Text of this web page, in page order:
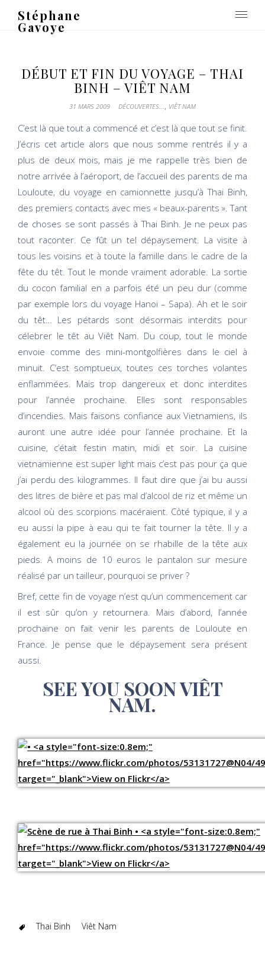
Stéphane
Gavoye
DÉBUT ET FIN DU VOYAGE – THAI
BINH – VIÊT NAM
31 MARS 2009 DÉCOUVERTES..., VIÊT NAM
C’est là que tout a commencé et c’est là que tout se finit.
J’écris cet article alors que nous somme rentrés il y a
plus de deux mois, mais je me rappelle très bien de
notre arrivée à l’aéroport, de l’accueil des parents de ma
Louloute, du voyage en camionnette jusqu’à Thai Binh,
des premiers contacts avec mes « beaux-parents ». Tant
de choses se sont passés à Thai Binh. Je ne peux pas
tout raconter. Ce fût un tel dépaysement. La visite à
tous les voisins et à toute la famille dans le cadre de la
fête du têt. Tout le monde vraiment adorable. La sortie
du cocon familial en a parfois été un peu dur (comme
par exemple lors du voyage Hanoi – Sapa). Ah et le soir
du têt… Les pétards sont désormais interdits pour
célebrer le têt au Viêt Nam. Du coup, tout le monde
envoie comme des mini-montgolfières dans le ciel à
minuit. C’est somptueux, toutes ces torches volantes
enflammées. Mais trop dangereux et donc interdites
pour l’année prochaine. Elles sont responsables
d’incendies. Mais faisons confiance aux Vietnamiens, ils
auront une autre idée pour l’année prochaine. Et la
cuisine, c’était festin matin, midi et soir. La cuisine
vietnamienne est super light mais c’est pas pour ça que
j’ai perdu des kilogrammes. Il faut dire que j’ai bu aussi
des litres de bière et pas mal d’alcool de riz et même un
alcool où des scorpions macéraient. Côté typique, il y a
eu aussi la pipe à eau qui te fait tourner la tête. Il y a
également eu la journée on se rhabille de la tête aux
pieds. A moins de 10 euros le pantalon sur mesure
réalisé par un tailleur, pourquoi se priver ?
Bref, cette fin de voyage n’est qu’un commencement car
il est sûr qu’on y retournera. Mais d’abord, l’année
prochaine on fait venir les parents de Louloute en
France. Je pense que le dépaysement sera présent
aussi.
SEE YOU SOON VIÊT
NAM.
Thai Binh Viêt Nam